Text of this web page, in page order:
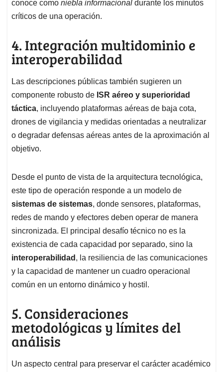
conoce como niebla informacional durante los minutos
críticos de una operación.
4. Integración multidominio e
interoperabilidad
Las descripciones públicas también sugieren un
componente robusto de ISR aéreo y superioridad
táctica, incluyendo plataformas aéreas de baja cota,
drones de vigilancia y medidas orientadas a neutralizar
o degradar defensas aéreas antes de la aproximación al
objetivo.
Desde el punto de vista de la arquitectura tecnológica,
este tipo de operación responde a un modelo de
sistemas de sistemas, donde sensores, plataformas,
redes de mando y efectores deben operar de manera
sincronizada. El principal desafío técnico no es la
existencia de cada capacidad por separado, sino la
interoperabilidad , la resiliencia de las comunicaciones
y la capacidad de mantener un cuadro operacional
común en un entorno dinámico y hostil.
5. Consideraciones
metodológicas y límites del
análisis
Un aspecto central para preservar el carácter académico